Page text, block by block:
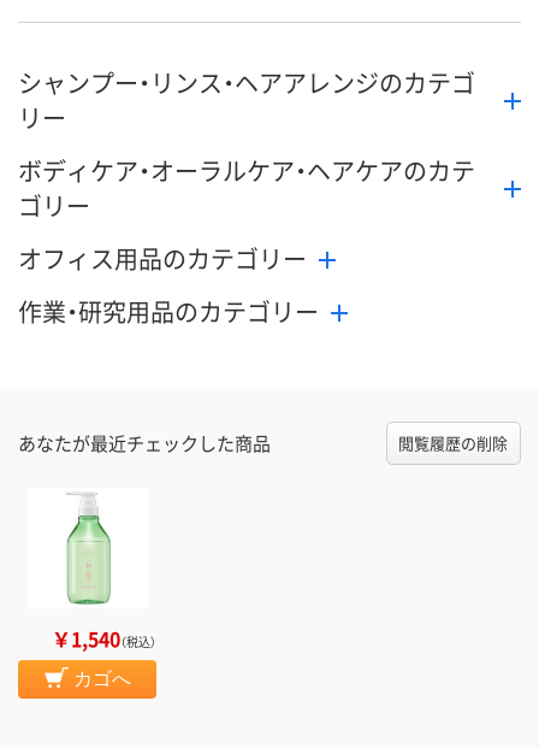
シャンプー・リンス・ヘアアレンジのカテゴ
リー
ボディケア・オーラルケア・ヘアケアのカテ
ゴリー
オフィス用品のカテゴリー
作業・研究用品のカテゴリー
あなたが最近チェックした商品 閲覧履歴の削除
￥1,540（税込）
カゴへ